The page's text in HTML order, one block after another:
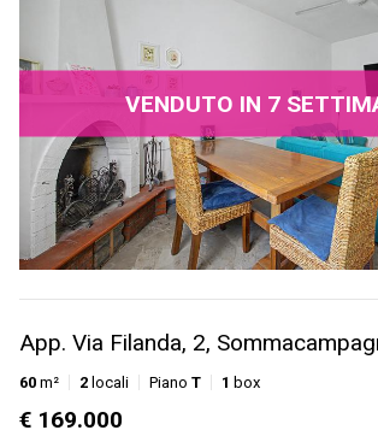
VENDUTO IN 7
App. Via Filanda, 2,
60 m² 2 locali Piano T 1 box
€ 169.000